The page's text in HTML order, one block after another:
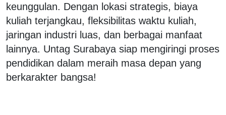
keunggulan. Dengan lokasi strategis, biaya
kuliah terjangkau, fleksibilitas waktu kuliah,
jaringan industri luas, dan berbagai manfaat
lainnya. Untag Surabaya siap mengiringi proses
pendidikan dalam meraih masa depan yang
berkarakter bangsa!